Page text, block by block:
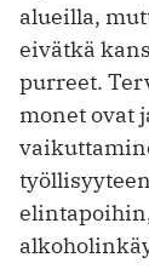
alueilla,
eivätkä
purreet.
monet ovat